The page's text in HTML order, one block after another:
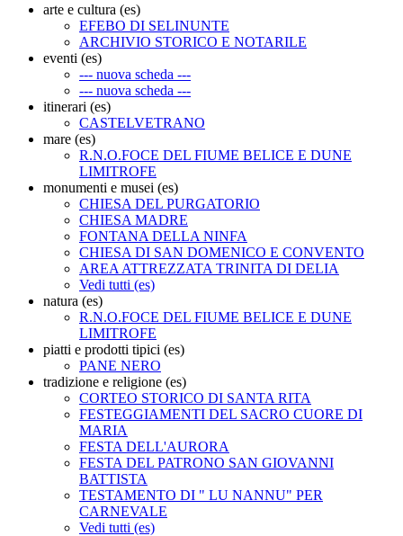
arte e cultura (es)
EFEBO DI SELINUNTE
ARCHIVIO STORICO E NOTARILE
eventi (es)
--- nuova scheda ---
--- nuova scheda ---
itinerari (es)
CASTELVETRANO
mare (es)
R.N.O.FOCE DEL FIUME BELICE E DUNE
LIMITROFE
monumenti e musei (es)
CHIESA DEL PURGATORIO
CHIESA MADRE
FONTANA DELLA NINFA
CHIESA DI SAN DOMENICO E CONVENTO
AREA ATTREZZATA TRINITA DI DELIA
Vedi tutti (es)
natura (es)
R.N.O.FOCE DEL FIUME BELICE E DUNE
LIMITROFE
piatti e prodotti tipici (es)
PANE NERO
tradizione e religione (es)
CORTEO STORICO DI SANTA RITA
FESTEGGIAMENTI DEL SACRO CUORE DI
MARIA
FESTA DELL'AURORA
FESTA DEL PATRONO SAN GIOVANNI
BATTISTA
TESTAMENTO DI " LU NANNU" PER
CARNEVALE
Vedi tutti (es)